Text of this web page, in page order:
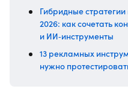
Гибридные
2026: как сочетать
и ИИ‑инструменты
13 рекламных
нужно